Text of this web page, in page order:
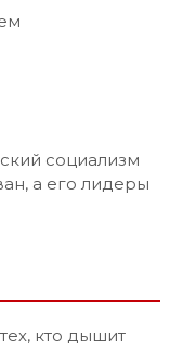
социализм
а его лидеры
кто дышит